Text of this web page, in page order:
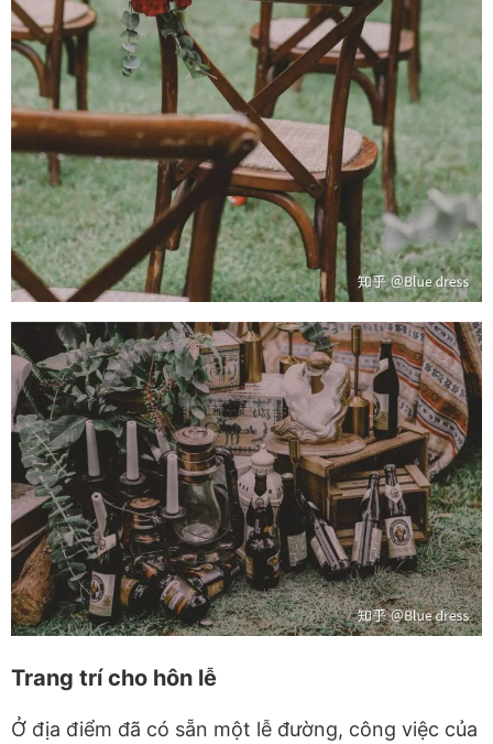
Trang trí cho hôn lễ
Ở địa điểm đã có sẵn một lễ đường, công việc của